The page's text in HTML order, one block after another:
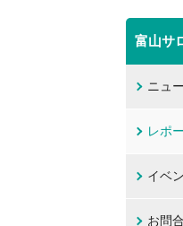
富山サ
ニュ
レポ
イベ
お問